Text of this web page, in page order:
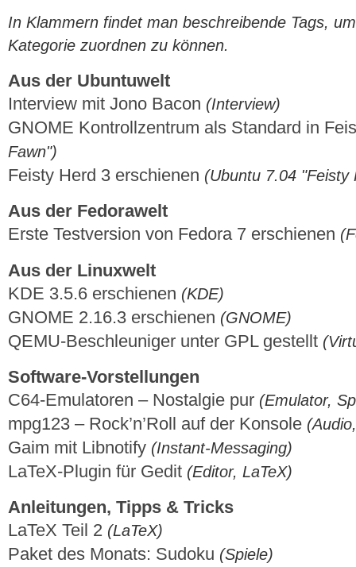
In Klammern findet man beschreibende Tags,
Kategorie zuordnen zu können.
Aus der Ubuntuwelt
Interview mit Jono Bacon (Interview)
GNOME Kontrollzentrum als Standard in
Fawn")
Feisty Herd 3 erschienen (Ubuntu 7.04 "Feisty
Aus der Fedorawelt
Erste Testversion von Fedora 7 erschienen
Aus der Linuxwelt
KDE 3.5.6 erschienen (KDE)
GNOME 2.16.3 erschienen (GNOME)
QEMU-Beschleuniger unter GPL gestellt
Software-Vorstellungen
C64-Emulatoren – Nostalgie pur (Emulator,
mpg123 – Rock’n’Roll auf der Konsole
Gaim mit Libnotify (Instant-Messaging)
LaTeX-Plugin für Gedit (Editor, LaTeX)
Anleitungen, Tipps & Tricks
LaTeX Teil 2 (LaTeX)
Paket des Monats: Sudoku (Spiele)